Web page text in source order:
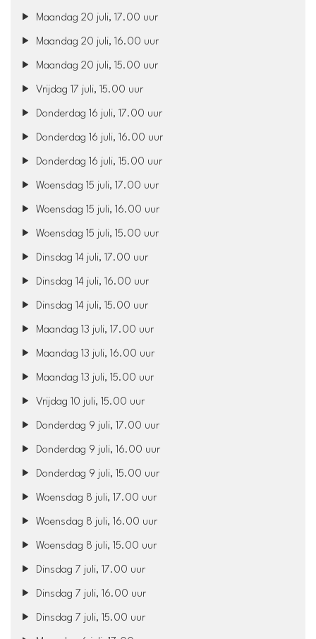
Maandag 20 juli, 17.00 uur
Maandag 20 juli, 16.00 uur
Maandag 20 juli, 15.00 uur
Vrijdag 17 juli, 15.00 uur
Donderdag 16 juli, 17.00 uur
Donderdag 16 juli, 16.00 uur
Donderdag 16 juli, 15.00 uur
Woensdag 15 juli, 17.00 uur
Woensdag 15 juli, 16.00 uur
Woensdag 15 juli, 15.00 uur
Dinsdag 14 juli, 17.00 uur
Dinsdag 14 juli, 16.00 uur
Dinsdag 14 juli, 15.00 uur
Maandag 13 juli, 17.00 uur
Maandag 13 juli, 16.00 uur
Maandag 13 juli, 15.00 uur
Vrijdag 10 juli, 15.00 uur
Donderdag 9 juli, 17.00 uur
Donderdag 9 juli, 16.00 uur
Donderdag 9 juli, 15.00 uur
Woensdag 8 juli, 17.00 uur
Woensdag 8 juli, 16.00 uur
Woensdag 8 juli, 15.00 uur
Dinsdag 7 juli, 17.00 uur
Dinsdag 7 juli, 16.00 uur
Dinsdag 7 juli, 15.00 uur